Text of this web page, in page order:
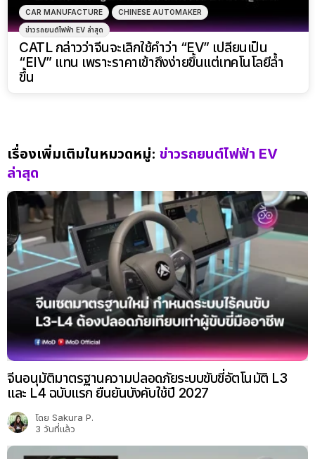
CAR MANUFACTURE CHINESE AUTOMAKER
ข่าวรถยนต์ไฟฟ้า EV ล่าสุด
CATL กล่าวว่าจีนจะเลิกใช้คำว่า “EV” เปลี่ยนเป็น
“EIV” แทน เพราะราคาเข้าถึงง่ายขึ้นแต่เทคโนโลยีล้ำ
ขึ้น
เรื่องเพิ่มเติมในหมวดหมู่: ข่าวรถยนต์ไฟฟ้า EV
ล่าสุด
จีนอนุมัติมาตรฐานความปลอดภัยระบบขับขี่อัตโนมัติ L3
และ L4 ฉบับแรก ยืนยันบังคับใช้ปี 2027
โดย Sakura P.
3 วันที่แล้ว